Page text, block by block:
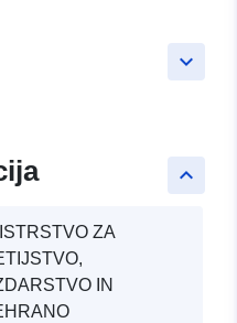
keyboard_arrow_down
keyboard_arrow_up
ZA
IN